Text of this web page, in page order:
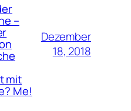
–
mit
Me!
Dezember
18, 2018